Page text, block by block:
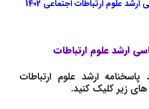
علوم ارتباطات اجتماعی 1402
ارشد علوم ارتباطات
ارشد علوم ارتباطات